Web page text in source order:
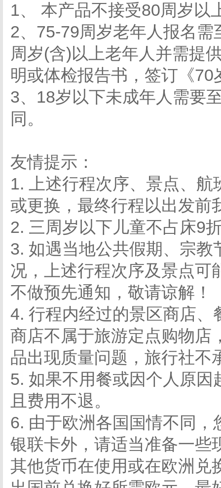
1、 本产品不接受80周岁以
2、75-79周岁老年人报名
周岁(含)以上老年人并需提
明或体检报告书，签订《
3、18岁以下未成年人需要
同。
友情提示：
1. 上述行程次序、景点、
或更换，最终行程以出发前
2. 三周岁以下儿童不占床9
3. 如遇当地公共假期、宗
况，上述行程次序及景点可
不做预先通知，敬请谅解！
4. 行程内经过的景区商店
商店不属于旅游定点购物店
品出现质量问题，旅行社不
5. 如果不用餐或因个人原
且费用不退。
6. 由于欧洲各国国情不同
银联卡外，请适当准备一些
其他货币在使用或在欧洲兑